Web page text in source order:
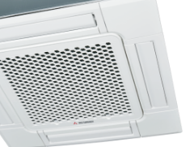
Industries
VRF-системы
R410A
Mitsubishi
Heavy
Industries